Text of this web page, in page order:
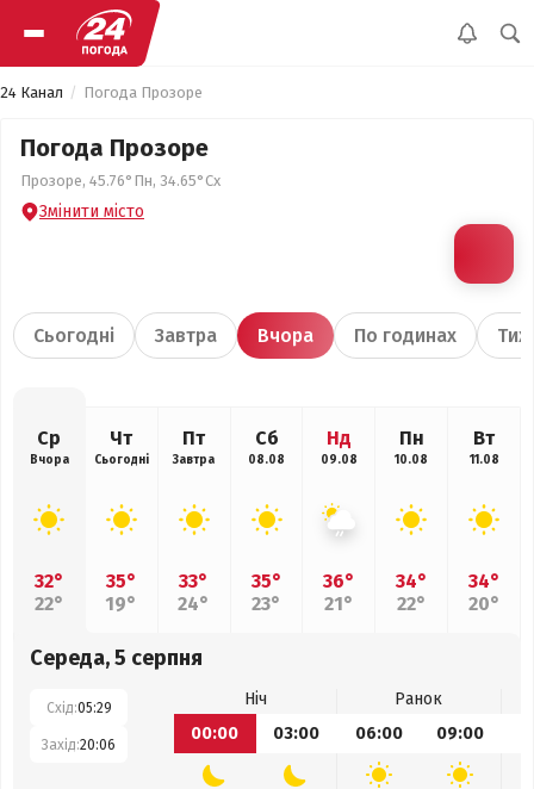
24 Канал Погода Прозоре
Погода Прозоре
Прозоре, 45.76°Пн, 34.65°Сх
Змінити місто
Сьогодні Завтра Вчора По годинах
Ср
Вчора
32°
22°
Чт
Сьогодні
35°
19°
Пт
Завтра
33°
24°
Сб
08.08
35°
23°
Нд
09.08
36°
21°
Пн
10.08
34°
22°
Вт
11.08
34°
20°
Середа, 5 серпня
Схід:05:29
Захід:20:06
Ніч
Ранок
00:00
03:00 06:00 09:00